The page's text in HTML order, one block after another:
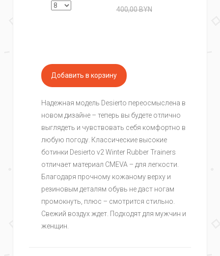
400,00BYN
Надежная модель Desierto переосмыслена в
новом дизайне – теперь вы будете отлично
выглядеть и чувствовать себя комфортно в
любую погоду. Классические высокие
ботинки Desierto v2 Winter Rubber Trainers
отличает материал CMEVA – для легкости.
Благодаря прочному кожаному верху и
резиновым деталям обувь не даст ногам
промокнуть, плюс – смотрится стильно.
Свежий воздух ждет. Подходят для мужчин и
женщин.